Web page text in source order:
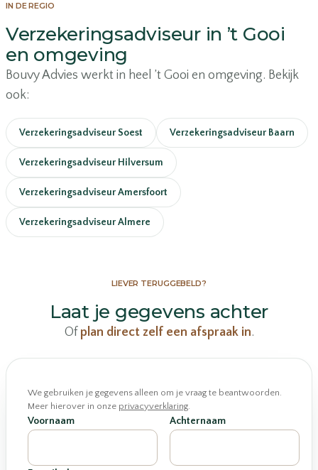
IN DE REGIO
Verzekeringsadviseur in ’t Gooi
en omgeving
Bouvy Advies werkt in heel ’t Gooi en omgeving. Bekijk
ook:
Verzekeringsadviseur Soest Verzekeringsadviseur Baarn
Verzekeringsadviseur Hilversum
Verzekeringsadviseur Amersfoort
Verzekeringsadviseur Almere
LIEVER TERUGGEBELD?
Laat je gegevens achter
Of plan direct zelf een afspraak in.
We gebruiken je gegevens alleen om je vraag te beantwoorden.
Meer hierover in onze privacyverklaring.
Voornaam Achternaam